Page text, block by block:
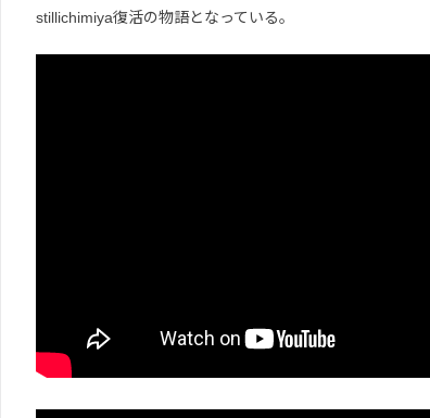
stillichimiya復活の物語となっている。